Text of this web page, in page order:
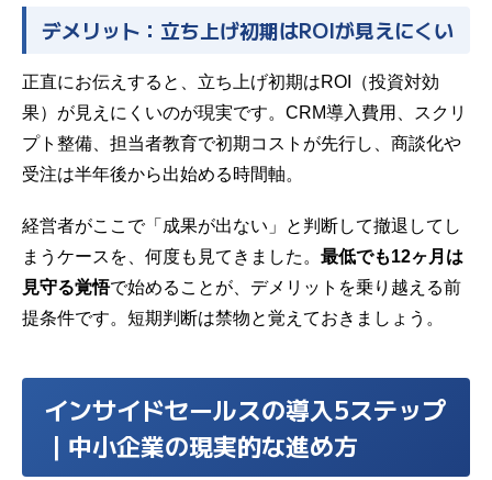
デメリット：立ち上げ初期はROIが見えにくい
正直にお伝えすると、立ち上げ初期はROI（投資対効
果）が見えにくいのが現実です。CRM導入費用、スクリ
プト整備、担当者教育で初期コストが先行し、商談化や
受注は半年後から出始める時間軸。
経営者がここで「成果が出ない」と判断して撤退してし
まうケースを、何度も見てきました。 最低でも12ヶ月は
見守る覚悟で始めることが、デメリットを乗り越える前
提条件です。短期判断は禁物と覚えておきましょう。
インサイドセールスの導入5ステップ
｜中小企業の現実的な進め方